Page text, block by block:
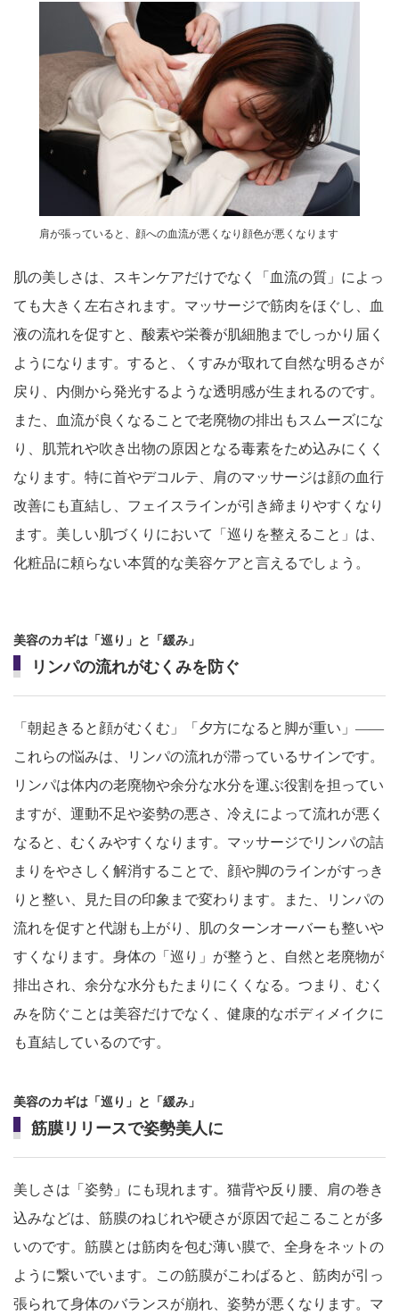
肩が張っていると、顔への血流が悪くなり顔色が悪くなります
肌の美しさは、スキンケアだけでなく「血流の質」によっ
ても大きく左右されます。マッサージで筋肉をほぐし、血
液の流れを促すと、酸素や栄養が肌細胞までしっかり届く
ようになります。すると、くすみが取れて自然な明るさが
戻り、内側から発光するような透明感が生まれるのです。
また、血流が良くなることで老廃物の排出もスムーズにな
り、肌荒れや吹き出物の原因となる毒素をため込みにくく
なります。特に首やデコルテ、肩のマッサージは顔の血行
改善にも直結し、フェイスラインが引き締まりやすくなり
ます。美しい肌づくりにおいて「巡りを整えること」は、
化粧品に頼らない本質的な美容ケアと言えるでしょう。
美容のカギは「巡り」と「緩み」
リンパの流れがむくみを防ぐ
「朝起きると顔がむくむ」「夕方になると脚が重い」――
これらの悩みは、リンパの流れが滞っているサインです。
リンパは体内の老廃物や余分な水分を運ぶ役割を担ってい
ますが、運動不足や姿勢の悪さ、冷えによって流れが悪く
なると、むくみやすくなります。マッサージでリンパの詰
まりをやさしく解消することで、顔や脚のラインがすっき
りと整い、見た目の印象まで変わります。また、リンパの
流れを促すと代謝も上がり、肌のターンオーバーも整いや
すくなります。身体の「巡り」が整うと、自然と老廃物が
排出され、余分な水分もたまりにくくなる。つまり、むく
みを防ぐことは美容だけでなく、健康的なボディメイクに
も直結しているのです。
美容のカギは「巡り」と「緩み」
筋膜リリースで姿勢美人に
美しさは「姿勢」にも現れます。猫背や反り腰、肩の巻き
込みなどは、筋膜のねじれや硬さが原因で起こることが多
いのです。筋膜とは筋肉を包む薄い膜で、全身をネットの
ように繋いでいます。この筋膜がこわばると、筋肉が引っ
張られて身体のバランスが崩れ、姿勢が悪くなります。マ